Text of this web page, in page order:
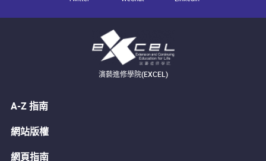
演藝進修學院(EXCEL)
A-Z 指南
網站版權
網頁指南